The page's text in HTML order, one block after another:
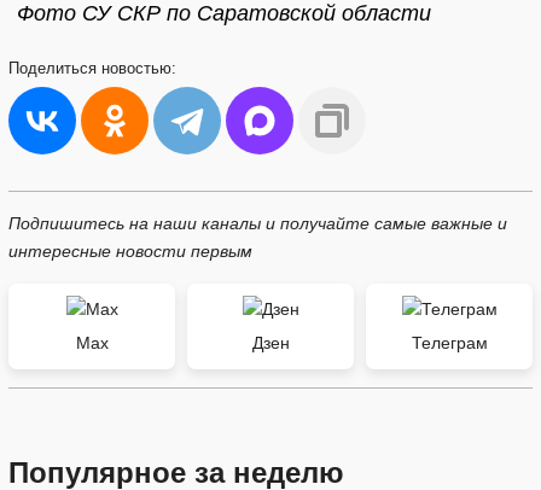
Фото СУ СКР по Саратовской области
Поделиться новостью:
Подпишитесь на наши каналы и получайте самые важные и
интересные новости первым
Max Дзен Телеграм
Популярное за неделю